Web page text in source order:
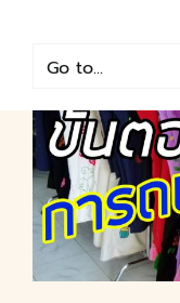
contentGo to...